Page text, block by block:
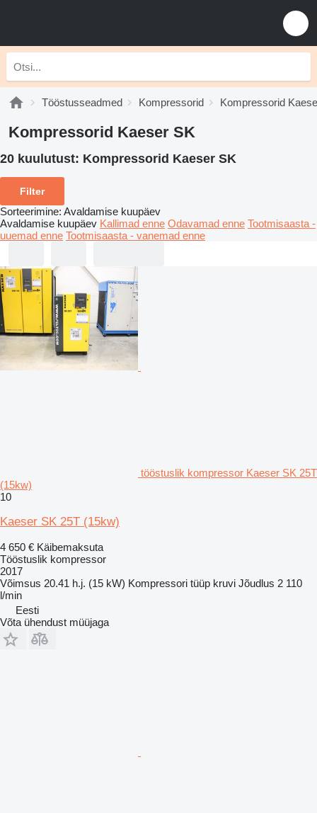
Tööstusseadmed Kompressorid Kompressorid
Kompressorid Kaeser SK
20 kuulutust: Kompressorid Kaeser SK
Filter
Sorteerimine: Avaldamise kuupäev
Avaldamise kuupäev Kallimad enne Odavamad enne Tootmisaasta -
uuemad enne Tootmisaasta - vanemad enne
tööstuslik kompressor Kaeser SK 25T
(15kw)
10
Kaeser SK 25T (15kw)
4 650 € Käibemaksuta
Tööstuslik kompressor
2017
Võimsus 20.41 h.j. (15 kW) Kompressori tüüp kruvi Jõudlus 2 110
l/min
Eesti
Võta ühendust müüjaga